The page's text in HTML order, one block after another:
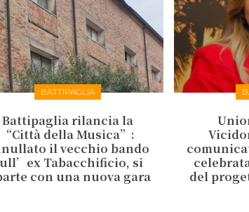
BATTIPAGLIA
Battipaglia rilancia la
“Città della Musica”:
il vecchio bando
Tabacchificio, si
con una nuova gara
del